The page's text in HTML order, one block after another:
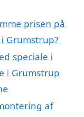
prisen på
Grumstrup?
speciale i
i Grumstrup
af